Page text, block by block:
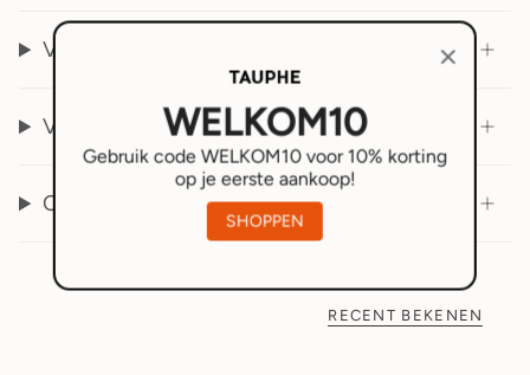
Veel gestelde vragen
Verzenden en retourneren
Over ons
RECENT BEKENEN
WELKOM10
Gebruik code WELKOM10 voor 10% korting
op je eerste aankoop!
SHOPPEN